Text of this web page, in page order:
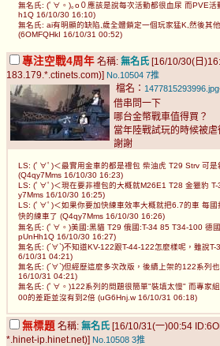
無名氏: (ﾟ∀。)｡o０應該是說每次活動都很血尿 而PVE活
h1Q 16/10/30 16:10)
無名氏: ai有明顯的缺陷,歲全體鎖定一個玩家猛K,然後其
(6OMFQHkI 16/10/31 00:52)
專注空戰4周年 名稱: 無名氏 [16/10/30(日
183.179.*.ctinets.com)] No.10504 7推
檔名： 1477815293996.jpg
借串問一下
哪台金幣戰車值得買？
當年陸戰試玩的時候被
謝謝
LS: (ﾟ∀ﾟ)＜最實用金車的都是禮包 柴油虎 T29 Strv 可是
(Q4qy7Mms 16/10/30 16:23)
LS: (ﾟ∀ﾟ)＜現在要非禮包的大概就M26E1 T28 金獵豹
y7Mms 16/10/30 16:25)
LS: (ﾟ∀ﾟ)＜如果你要加快練車效率大概就把6.7的車 每國
快的練車了 (Q4qy7Mms 16/10/30 16:26)
無名氏: (ﾟ∀。)美國:黑貓 T29 俄國:T-34 85 T34-100 德
pUnHh1Q 16/10/30 16:27)
無名氏: (´∀`)不知道KV-122跟T-44-122怎麼樣呢，雖說
6/10/31 04:21)
無名氏: (´∀`)但經歷這麼多次改版，後續上架的122系列
16/10/31 04:21)
無名氏: (ﾟ∀。)122系列的問題很簡單"裝填太慢" 而專家
00的差距並沒有到2倍 (uG6Hnj.w 16/10/31 06:18)
無標題 名稱: 無名氏 [16/10/31(一)00:54
*.hinet-ip.hinet.net)] No.10508 3推